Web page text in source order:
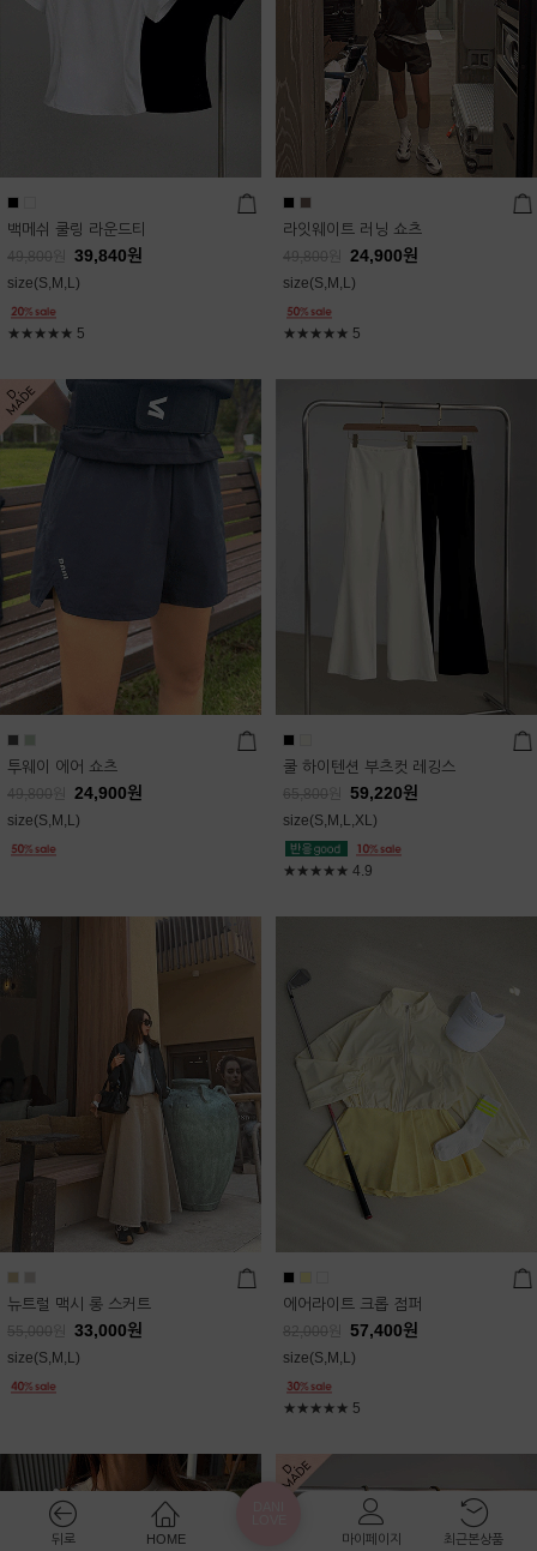
백메쉬 쿨링 라운드티
49,800 39,840원
size(S,M,L)
★★★★★ 5
라잇웨이트 러닝 쇼츠
49,800 24,900원
size(S,M,L)
★★★★★ 5
투웨이 에어 쇼츠
49,800 24,900원
size(S,M,L)
쿨 하이텐션 부츠컷 레깅스
65,800 59,220원
size(S,M,L,XL)
★★★★★ 4.9
뉴트럴 맥시 롱 스커트
55,000 33,000원
size(S,M,L)
에어라이트 크롭 점퍼
82,000 57,400원
size(S,M,L)
★★★★★ 5
뒤로 HOME
마이페이지
최근본상품